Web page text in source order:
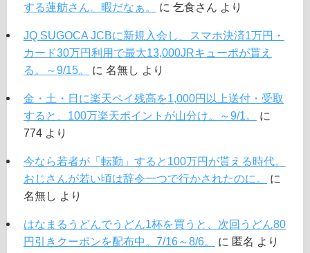
する蓮舫さん。暇だなぁ。
に 乞食さん より
JQ SUGOCA JCBに新規入会し、スマホ決済1万円・
カード30万円利用で最大13,000JRキューポが貰え
る。～9/15。
に 名無し より
金・土・日に楽天ペイ残高を1,000円以上送付・受取
すると、100万楽天ポイントが山分け。～9/1。
に
774より
今なら若者が「転勤」すると100万円が貰える時代。
おじさんが若い頃は辞令一つで行かされたのに。
に
名無し より
はなまるうどんでうどん1杯を買うと、次回うどん80
円引きクーポンを配布中。7/16～8/6。
に 匿名 より